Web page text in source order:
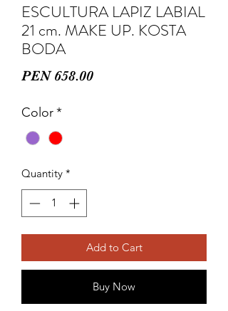
ESCULTURA LAPIZ LABIAL
21 cm. MAKE UP. KOSTA
BODA
PEN 658.00Price
Color*
Quantity *
Add to Cart
Buy Now